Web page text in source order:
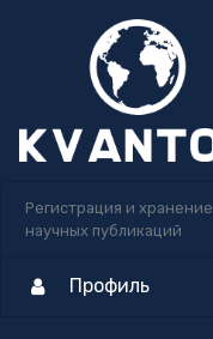
Регистрация и хранение
научных публикаций
Профиль